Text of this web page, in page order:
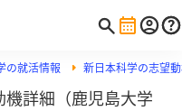
の就活情報 新日本科学の志望
詳細（鹿児島大学